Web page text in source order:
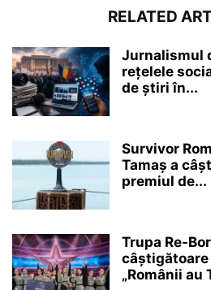
RELATED
Jurnalismul
rețelele
de știri în...
Survivor
Tamaș a
premiul de...
Trupa Re-
câștigătoare
„Românii au